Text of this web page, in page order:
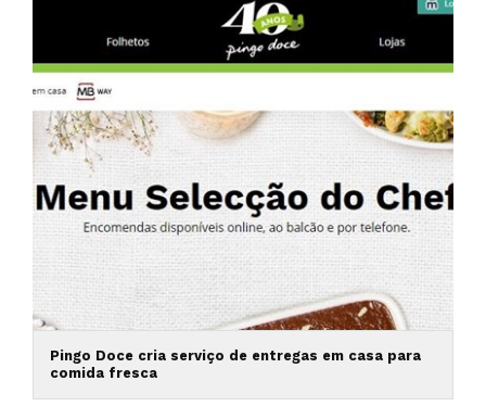
Pingo Doce cria serviço de entregas em casa para
comida fresca